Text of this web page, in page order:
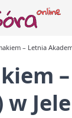
– Letnia